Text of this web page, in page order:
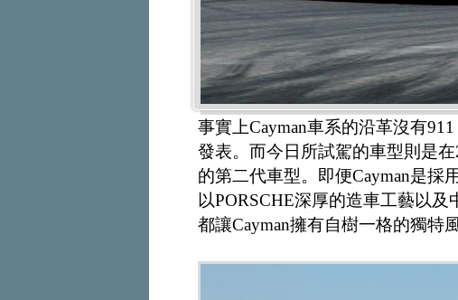
事實上Cayman車系的沿革沒有
發表。而今日所試駕的車型則是
的第二代車型。即便Cayman是採
以PORSCHE深厚的造車工藝以
都讓Cayman擁有自樹一格的獨特風